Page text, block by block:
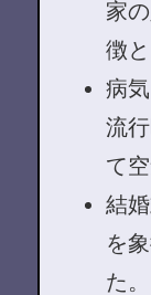
家
徴と
病
流
て
結
を
た。